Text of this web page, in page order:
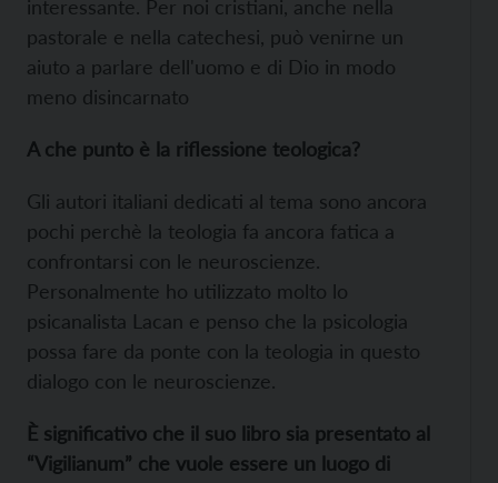
interessante. Per noi cristiani, anche nella
pastorale e nella catechesi, può venirne un
aiuto a parlare dell'uomo e di Dio in modo
meno disincarnato
A che punto è la riflessione teologica?
Gli autori italiani dedicati al tema sono ancora
pochi perchè la teologia fa ancora fatica a
confrontarsi con le neuroscienze.
Personalmente ho utilizzato molto lo
psicanalista Lacan e penso che la psicologia
possa fare da ponte con la teologia in questo
dialogo con le neuroscienze.
È significativo che il suo libro sia presentato al
“Vigilianum” che vuole essere un luogo di